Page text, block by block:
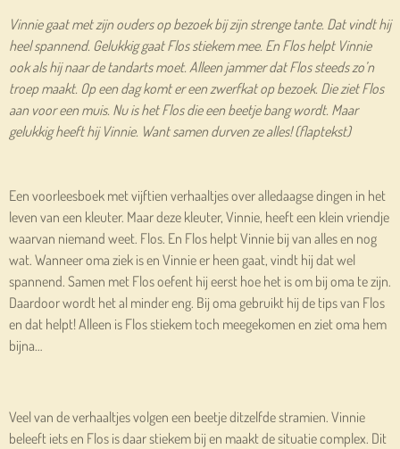
Vinnie gaat met zijn ouders op bezoek bij zijn strenge tante. Dat vindt hij
heel spannend. Gelukkig gaat Flos stiekem mee. En Flos helpt Vinnie
ook als hij naar de tandarts moet. Alleen jammer dat Flos steeds zo’n
troep maakt. Op een dag komt er een zwerfkat op bezoek. Die ziet Flos
aan voor een muis. Nu is het Flos die een beetje bang wordt. Maar
gelukkig heeft hij Vinnie. Want samen durven ze alles! (flaptekst)
Een voorleesboek met vijftien verhaaltjes over alledaagse dingen in het
leven van een kleuter. Maar deze kleuter, Vinnie, heeft een klein vriendje
waarvan niemand weet. Flos. En Flos helpt Vinnie bij van alles en nog
wat. Wanneer oma ziek is en Vinnie er heen gaat, vindt hij dat wel
spannend. Samen met Flos oefent hij eerst hoe het is om bij oma te zijn.
Daardoor wordt het al minder eng. Bij oma gebruikt hij de tips van Flos
en dat helpt! Alleen is Flos stiekem toch meegekomen en ziet oma hem
bijna…
Veel van de verhaaltjes volgen een beetje ditzelfde stramien. Vinnie
beleeft iets en Flos is daar stiekem bij en maakt de situatie complex. Dit